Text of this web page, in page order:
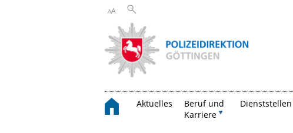
AA
Aktuelles
Beruf und
Karriere
Dienststellen